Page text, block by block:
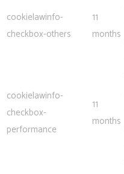
cookielawinfo-
checkbox-others
11
months
cookielawinfo-
checkbox-
performance
11
months